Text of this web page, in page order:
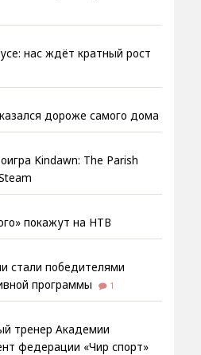
нас ждёт кратный рост
дороже самого дома
Kindawn: The Parish
покажут на НТВ
стали победителями
программы
1
тренер Академии
федерации «Чир спорт»